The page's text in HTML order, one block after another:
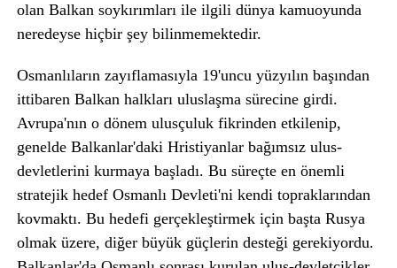
olan Balkan soykırımları ile ilgili dünya kamuoyunda
neredeyse hiçbir şey bilinmemektedir.
Osmanlıların zayıflamasıyla 19'uncu yüzyılın başından
ittibaren Balkan halkları uluslaşma sürecine girdi.
Avrupa'nın o dönem ulusçuluk fikrinden etkilenip,
genelde Balkanlar'daki Hristiyanlar bağımsız ulus-
devletlerini kurmaya başladı. Bu süreçte en önemli
stratejik hedef Osmanlı Devleti'ni kendi topraklarından
kovmaktı. Bu hedefi gerçekleştirmek için başta Rusya
olmak üzere, diğer büyük güçlerin desteği gerekiyordu.